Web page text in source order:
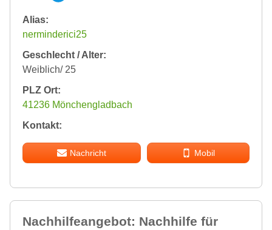
Alias:
nerminderici25
Geschlecht / Alter:
Weiblich/ 25
PLZ Ort:
41236 Mönchengladbach
Kontakt:
Nachricht Mobil
Nachhilfeangebot: Nachhilfe für